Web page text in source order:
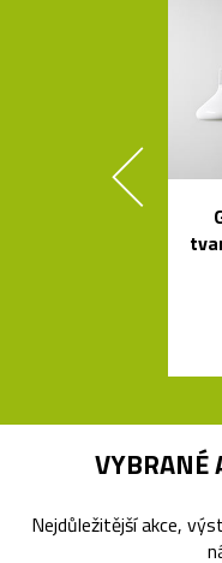
VYBRANÉ
Nejdůležitější akce,